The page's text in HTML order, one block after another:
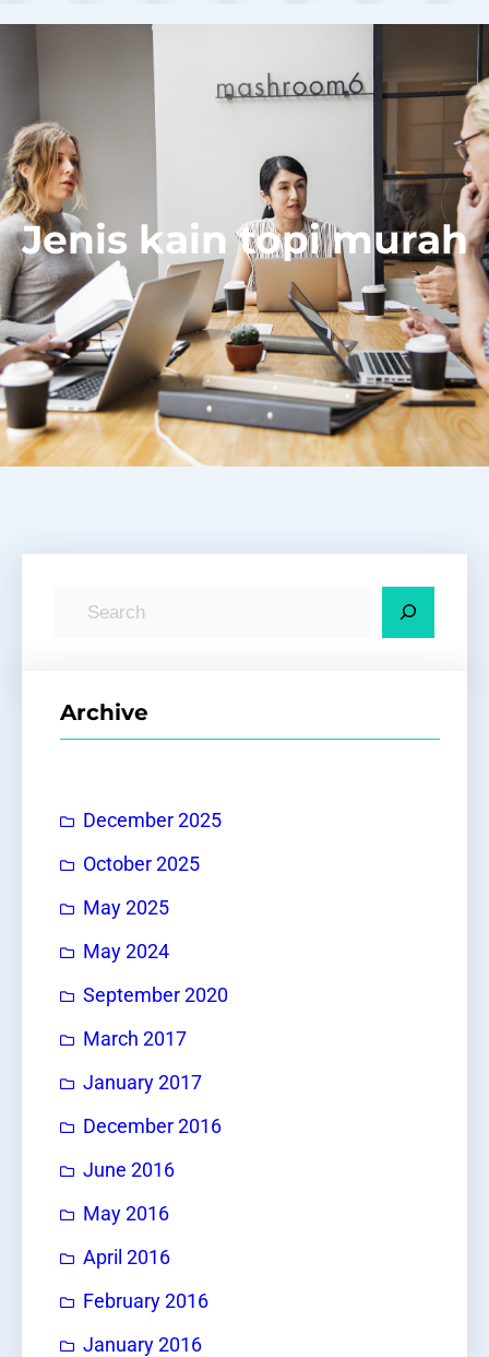
Jenis kain topi murah
Archive
December 2025
October 2025
May 2025
May 2024
September 2020
March 2017
January 2017
December 2016
June 2016
May 2016
April 2016
February 2016
January 2016